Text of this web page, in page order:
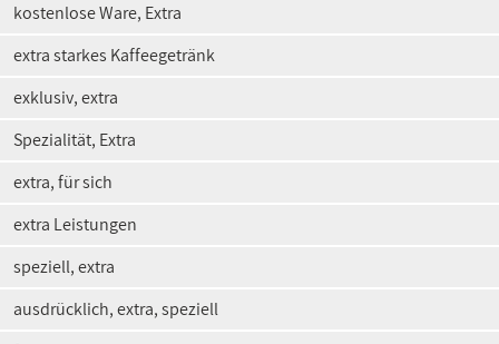
kostenlose Ware, Extra
extra starkes Kaffeegetränk
exklusiv, extra
Spezialität, Extra
extra, für sich
extra Leistungen
speziell, extra
ausdrücklich, extra, speziell